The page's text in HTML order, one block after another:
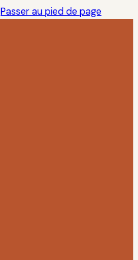
Passer au pied de page